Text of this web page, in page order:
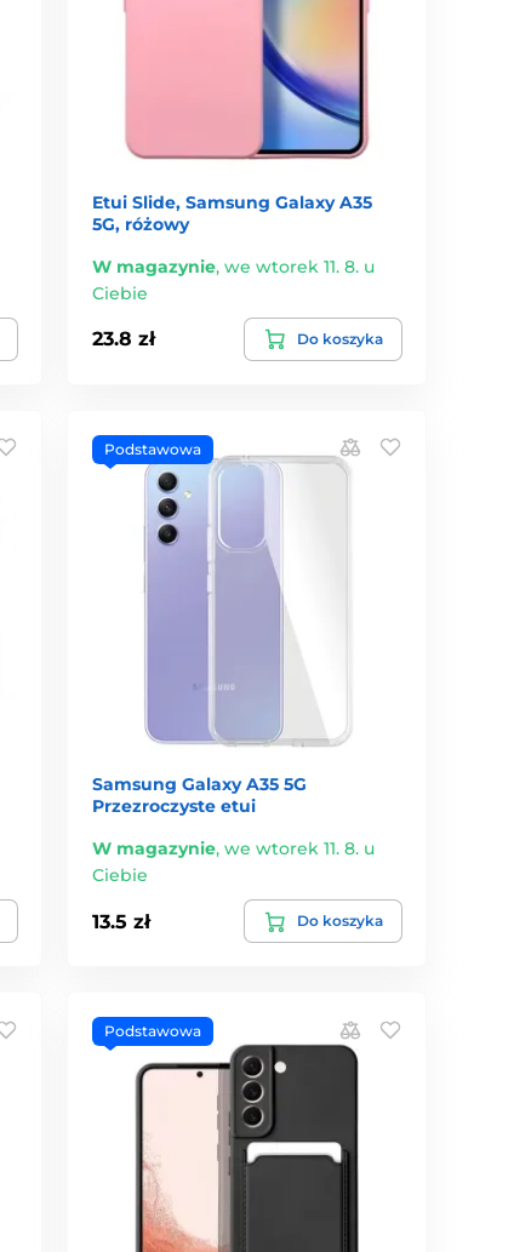
Etui Slide, Samsung Galaxy A35
5G, różowy
W magazynie,we wtorek 11. 8. u
Ciebie
23.8 zł Do koszyka
Podstawowa
Samsung Galaxy A35 5G
Przezroczyste etui
W magazynie,we wtorek 11. 8. u
Ciebie
13.5 zł Do koszyka
Podstawowa